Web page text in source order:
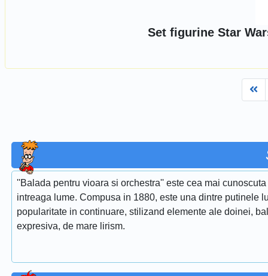
Set figurine Star
''Balada pentru vioara si orchestra'' este cea mai
intreaga lume. Compusa in 1880, este una dintre putinele
popularitate in continuare, stilizand elemente ale doinei,
expresiva, de mare lirism.